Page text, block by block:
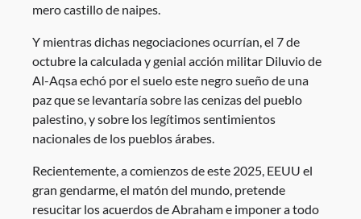
mero castillo de naipes.
Y mientras dichas negociaciones ocurrían, el 7 de
octubre la calculada y genial acción militar Diluvio de
Al-Aqsa echó por el suelo este negro sueño de una
paz que se levantaría sobre las cenizas del pueblo
palestino, y sobre los legítimos sentimientos
nacionales de los pueblos árabes.
Recientemente, a comienzos de este 2025, EEUU el
gran gendarme, el matón del mundo, pretende
resucitar los acuerdos de Abraham e imponer a todo